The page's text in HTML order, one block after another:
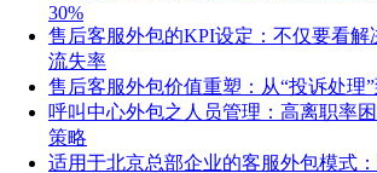
30%
售后客服外包的KPI设定：不仅要看解
流失率
售后客服外包价值重塑：从“投诉处理
呼叫中心外包之人员管理：高离职率
策略
适用于北京总部企业的客服外包模式